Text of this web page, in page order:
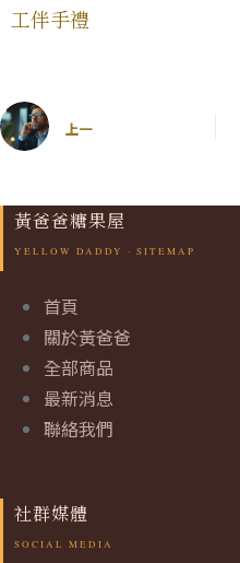
工伴手禮
上一
黃爸爸糖果屋
首頁
關於黃爸爸
全部商品
最新消息
聯絡我們
社群媒體